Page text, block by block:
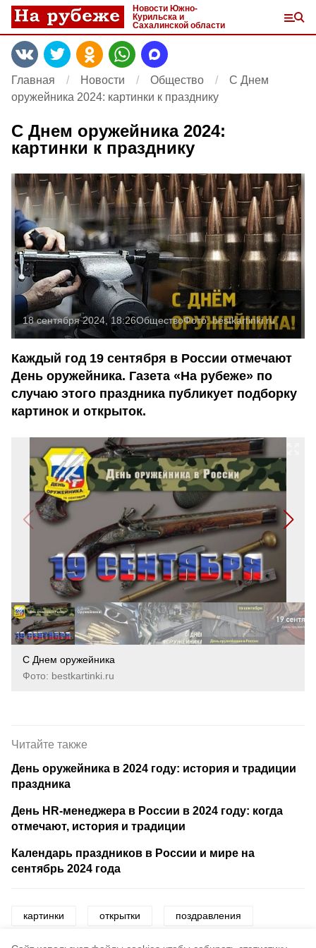
Новости Южно-
Курильска и
Сахалинской области
Главная Новости Общество
С Днем
оружейника 2024: картинки к празднику
С Днем оружейника 2024:
картинки к празднику
18 сентября 2024, 18:26ОбществоФото:bestkartinki.ru
Каждый год 19 сентября в России отмечают
День оружейника. Газета «На рубеже» по
случаю этого праздника публикует подборку
картинок и открыток.
С Днем оружейника
Фото: bestkartinki.ru
Читайте также
День оружейника в 2024 году: история и традиции
праздника
День HR-менеджера в России в 2024 году: когда
отмечают, история и традиции
Календарь праздников в России и мире на
сентябрь 2024 года
картинки открытки поздравления